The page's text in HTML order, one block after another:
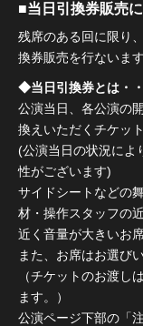
■当日引換券販売
残席のある回に限り
換券販売を行ないます
◆当日引換券とは・・
公演当日、各公演の
換えいただくチケット
(公演当日の状況によ
性がございます)
サイドシートなどの
材・操作スタッフの
近く音量が大きいお
また、お席はお選び
（チケットのお渡し
ます。）
公演ページ下部の「